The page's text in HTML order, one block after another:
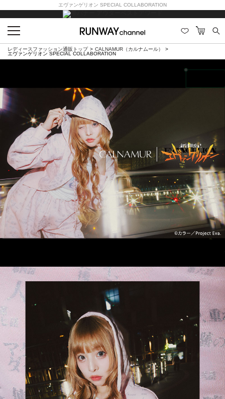
エヴァンゲリオン SPECIAL COLLABORATION
レディースファッション通販トップ
CALNAMUR（カルナムール）
エヴァンゲリオン SPECIAL COLLABORATION